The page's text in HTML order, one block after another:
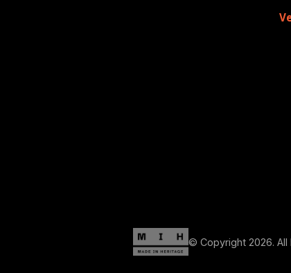
© Copyright 2026. All